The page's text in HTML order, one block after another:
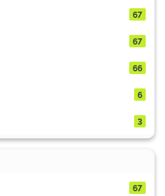
67
67
66
6
3
67